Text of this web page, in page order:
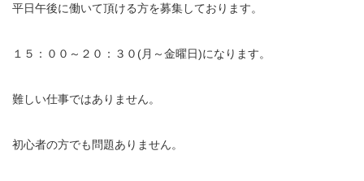
平日午後に働いて頂ける方を募集しております。
１５：００～２０：３０(月～金曜日)になります。
難しい仕事ではありません。
初心者の方でも問題ありません。
NEWスーパーライザーEX
超音波診断装置
US-777 超音波治療器